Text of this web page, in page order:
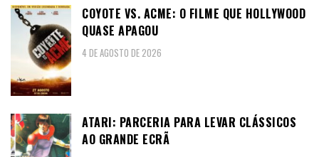
COYOTE VS. ACME: O FILME QUE HOLLYWOOD
QUASE APAGOU
4 DE AGOSTO DE 2026
ATARI: PARCERIA PARA LEVAR CLÁSSICOS
AO GRANDE ECRÃ